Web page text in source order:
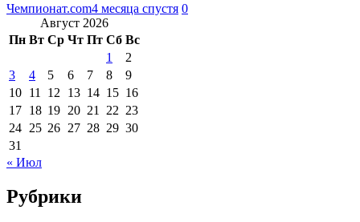
Чемпионат.com4 месяца спустя 0
Август 2026
Пн Вт Ср Чт Пт Сб Вс
1
2
3
4 5 6 7 8
9
10 11 12 13 14 15 16
17 18 19 20 21 22 23
24 25 26 27 28 29 30
31
« Июл
Рубрики